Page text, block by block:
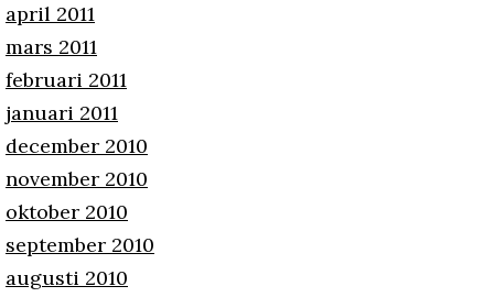
april 2011
mars 2011
februari 2011
januari 2011
december 2010
november 2010
oktober 2010
september 2010
augusti 2010